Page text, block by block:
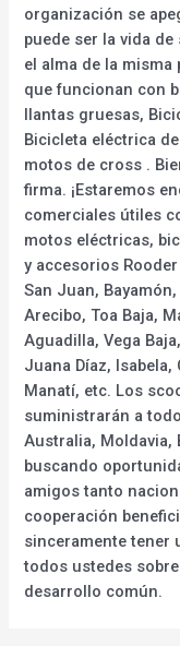
organización se
puede ser la vida
el alma de la
que funcionan con
llantas gruesas,
Bicicleta eléctrica
motos de cross .
firma. ¡Estaremos
comerciales útiles
motos eléctricas,
y accesorios
San Juan,
Arecibo, Toa Baja,
Aguadilla, Vega
Juana Díaz, Isabela,
Manatí, etc. Los
suministrarán a
Australia, Moldavia,
buscando
amigos tanto
cooperación
sinceramente tener
todos ustedes
desarrollo común.